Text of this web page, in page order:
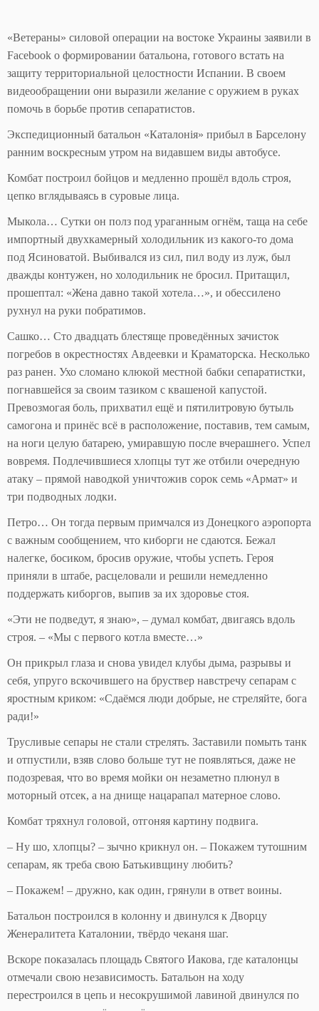
«Ветераны» силовой операции на востоке Украины заявили в
Facebook о формировании батальона, готового встать на
защиту территориальной целостности Испании. В своем
видеообращении они выразили желание с оружием в руках
помочь в борьбе против сепаратистов.
Экспедиционный батальон «Каталонія» прибыл в Барселону
ранним воскресным утром на видавшем виды автобусе.
Комбат построил бойцов и медленно прошёл вдоль строя,
цепко вглядываясь в суровые лица.
Мыкола… Сутки он полз под ураганным огнём, таща на себе
импортный двухкамерный холодильник из какого-то дома
под Ясиноватой. Выбивался из сил, пил воду из луж, был
дважды контужен, но холодильник не бросил. Притащил,
прошептал: «Жена давно такой хотела…», и обессилено
рухнул на руки побратимов.
Сашко… Сто двадцать блестяще проведённых зачисток
погребов в окрестностях Авдеевки и Краматорска. Несколько
раз ранен. Ухо сломано клюкой местной бабки сепаратистки,
погнавшейся за своим тазиком с квашеной капустой.
Превозмогая боль, прихватил ещё и пятилитровую бутыль
самогона и принёс всё в расположение, поставив, тем самым,
на ноги целую батарею, умиравшую после вчерашнего. Успел
вовремя. Подлечившиеся хлопцы тут же отбили очередную
атаку – прямой наводкой уничтожив сорок семь «Армат» и
три подводных лодки.
Петро… Он тогда первым примчался из Донецкого аэропорта
с важным сообщением, что киборги не сдаются. Бежал
налегке, босиком, бросив оружие, чтобы успеть. Героя
приняли в штабе, расцеловали и решили немедленно
поддержать киборгов, выпив за их здоровье стоя.
«Эти не подведут, я знаю», – думал комбат, двигаясь вдоль
строя. – «Мы с первого котла вместе…»
Он прикрыл глаза и снова увидел клубы дыма, разрывы и
себя, упруго вскочившего на бруствер навстречу сепарам с
яростным криком: «Сдаёмся люди добрые, не стреляйте, бога
ради!»
Трусливые сепары не стали стрелять. Заставили помыть танк
и отпустили, взяв слово больше тут не появляться, даже не
подозревая, что во время мойки он незаметно плюнул в
моторный отсек, а на днище нацарапал матерное слово.
Комбат тряхнул головой, отгоняя картину подвига.
– Ну шо, хлопцы? – зычно крикнул он. – Покажем тутошним
сепарам, як треба свою Батькивщину любить?
– Покажем! – дружно, как один, грянули в ответ воины.
Батальон построился в колонну и двинулся к Дворцу
Женералитета Каталонии, твёрдо чеканя шаг.
Вскоре показалась площадь Святого Иакова, где каталонцы
отмечали свою независимость. Батальон на ходу
перестроился в цепь и несокрушимой лавиной двинулся по